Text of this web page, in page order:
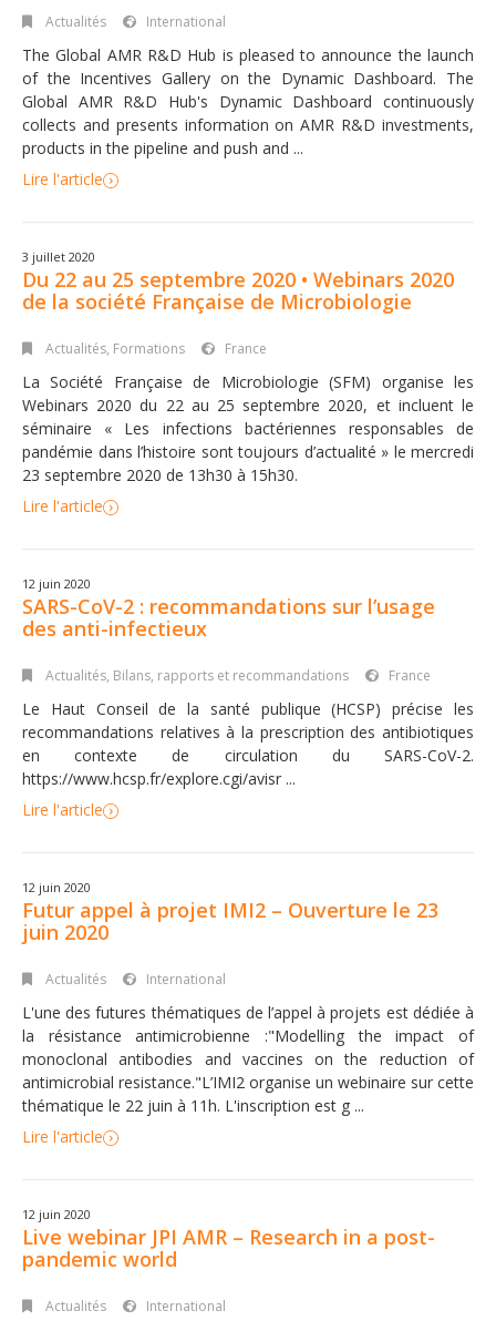
Actualités International
The Global AMR R&D Hub is pleased to announce the launch
of the Incentives Gallery on the Dynamic Dashboard. The
Global AMR R&D Hub's Dynamic Dashboard continuously
collects and presents information on AMR R&D investments,
products in the pipeline and push and ...
Lire l'article
3 juillet 2020
Du 22 au 25 septembre 2020 • Webinars 2020
de la société Française de Microbiologie
Actualités, Formations France
La Société Française de Microbiologie (SFM) organise les
Webinars 2020 du 22 au 25 septembre 2020, et incluent le
séminaire « Les infections bactériennes responsables de
pandémie dans l’histoire sont toujours d’actualité » le mercredi
23 septembre 2020 de 13h30 à 15h30.
Lire l'article
12 juin 2020
SARS-CoV-2 : recommandations sur l’usage
des anti-infectieux
Actualités, Bilans, rapports et recommandations France
Le Haut Conseil de la santé publique (HCSP) précise les
recommandations relatives à la prescription des antibiotiques
en contexte de circulation du SARS-CoV-2.
https://www.hcsp.fr/explore.cgi/avisr ...
Lire l'article
12 juin 2020
Futur appel à projet IMI2 – Ouverture le 23
juin 2020
Actualités International
L'une des futures thématiques de l’appel à projets est dédiée à
la résistance antimicrobienne :"Modelling the impact of
monoclonal antibodies and vaccines on the reduction of
antimicrobial resistance."L’IMI2 organise un webinaire sur cette
thématique le 22 juin à 11h. L'inscription est g ...
Lire l'article
12 juin 2020
Live webinar JPI AMR – Research in a post-
pandemic world
Actualités International